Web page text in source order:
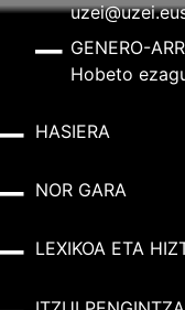
GENERO-
Hobeto
HASIERA
NOR GARA
LEXIKOA ETA